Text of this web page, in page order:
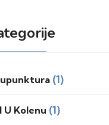
(1)
U Kolenu (1)